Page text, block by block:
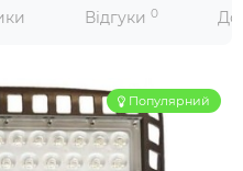
Відгуки 0
Популярний